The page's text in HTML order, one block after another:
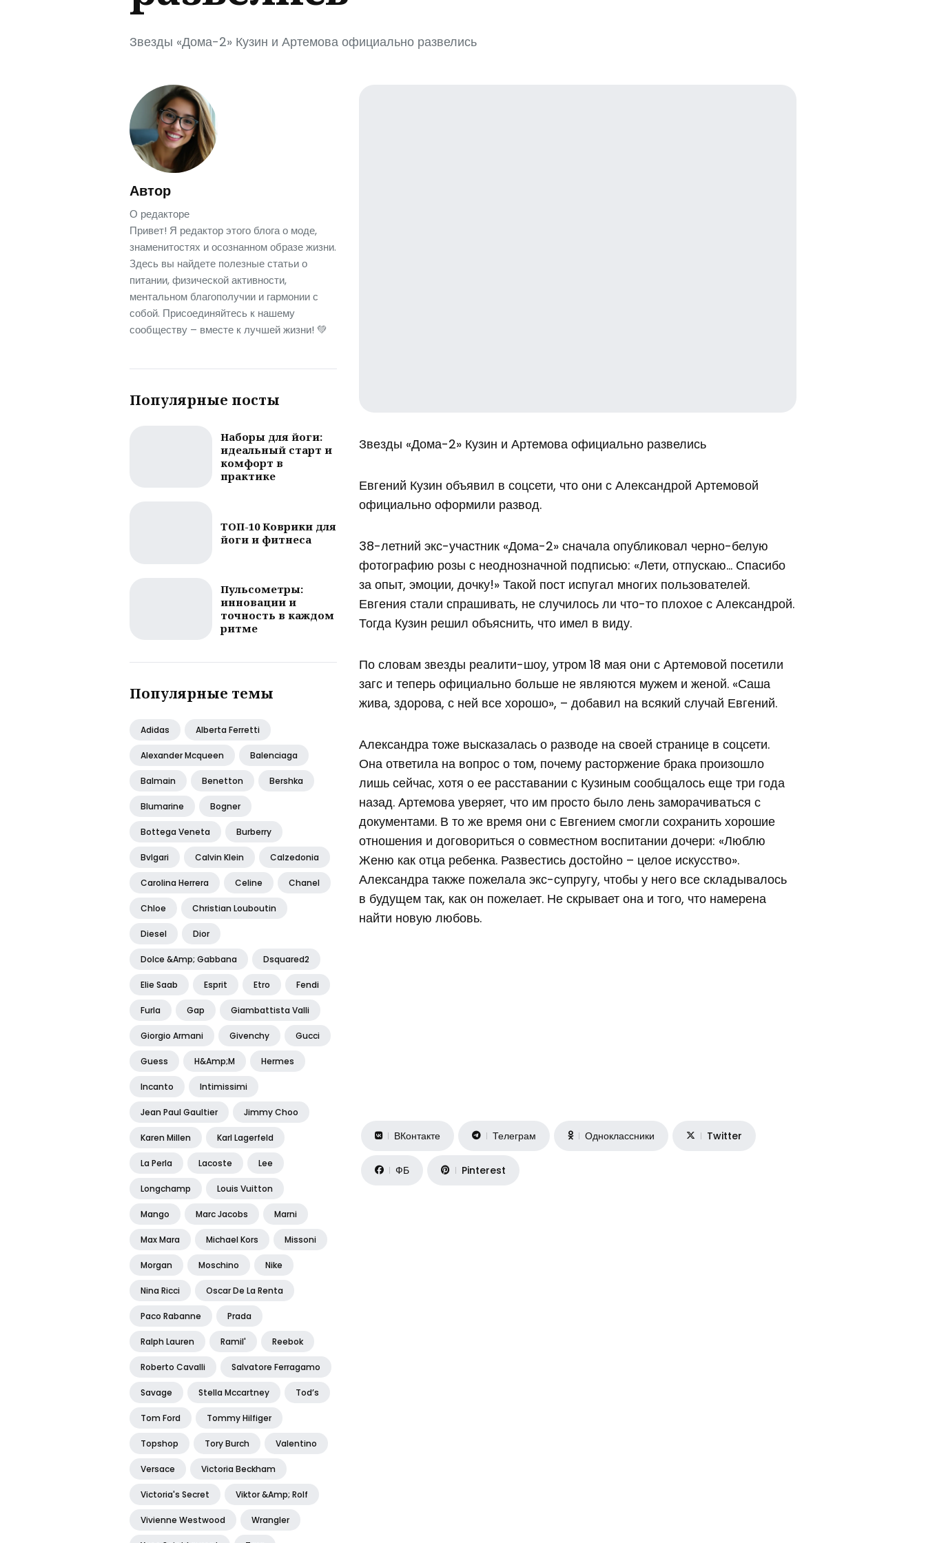
Звезды «Дома-2» Кузин и Артемова официально развелись
Автор
О редакторе
Привет! Я редактор этого блога о моде,
знаменитостях и осознанном образе жизни.
Здесь вы найдете полезные статьи о
питании, физической активности,
ментальном благополучии и гармонии с
собой. Присоединяйтесь к нашему
сообществу – вместе к лучшей жизни! 💚
Популярные посты
Наборы для йоги:
идеальный старт и
комфорт в
практике
ТОП-10 Коврики для
йоги и фитнеса
Пульсометры:
инновации и
точность в каждом
ритме
Популярные темы
Adidas Alberta Ferretti
Alexander Mcqueen Balenciaga
Balmain Benetton Bershka
Blumarine Bogner
Bottega Veneta Burberry
Bvlgari Calvin Klein Calzedonia
Carolina Herrera Celine Chanel
Chloe Christian Louboutin
Diesel Dior
Dolce &amp; Gabbana Dsquared2
Elie Saab Esprit Etro Fendi
Furla Gap Giambattista Valli
Giorgio Armani Givenchy Gucci
Guess H&amp;m Hermes
Incanto Intimissimi
Jean Paul Gaultier Jimmy Choo
Karen Millen Karl Lagerfeld
La Perla Lacoste Lee
Longchamp Louis Vuitton
Mango Marc Jacobs Marni
Max Mara Michael Kors Missoni
Morgan Moschino Nike
Nina Ricci Oscar De La Renta
Paco Rabanne Prada
Ralph Lauren Ramil' Reebok
Roberto Cavalli Salvatore Ferragamo
Savage Stella Mccartney Tod’s
Tom Ford Tommy Hilfiger
Topshop Tory Burch Valentino
Versace Victoria Beckham
Victoria's Secret Viktor &amp; Rolf
Vivienne Westwood Wrangler
Звезды «Дома-2» Кузин и Артемова официально развелись
Евгений Кузин объявил в соцсети, что они с Александрой Артемовой
официально оформили развод.
38-летний экс-участник «Дома-2» сначала опубликовал черно-белую
фотографию розы с неоднозначной подписью: «Лети, отпускаю… Спасибо
за опыт, эмоции, дочку!» Такой пост испугал многих пользователей.
Евгения стали спрашивать, не случилось ли что-то плохое с Александрой.
Тогда Кузин решил объяснить, что имел в виду.
По словам звезды реалити-шоу, утром 18 мая они с Артемовой посетили
загс и теперь официально больше не являются мужем и женой. «Саша
жива, здорова, с ней все хорошо», – добавил на всякий случай Евгений.
Александра тоже высказалась о разводе на своей странице в соцсети.
Она ответила на вопрос о том, почему расторжение брака произошло
лишь сейчас, хотя о ее расставании с Кузиным сообщалось еще три года
назад. Артемова уверяет, что им просто было лень заморачиваться с
документами. В то же время они с Евгением смогли сохранить хорошие
отношения и договориться о совместном воспитании дочери: «Люблю
Женю как отца ребенка. Развестись достойно – целое искусство».
Александра также пожелала экс-супругу, чтобы у него все складывалось
в будущем так, как он пожелает. Не скрывает она и того, что намерена
найти новую любовь.
ВКонтакте Телеграм Одноклассники Twitter
ФБ Pinterest